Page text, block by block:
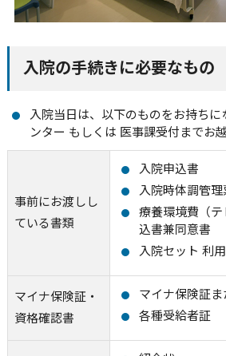
入院の手続きに必要なもの
入院当日は、以下のものをお持ちに
ンター もしくは 医事課受付までお
事前にお渡しし
ている書類
入院申込書
入院時体調管理
療養環境費（
込書兼同意書
入院セット 利
マイナ保険証・
資格確認書
マイナ保険証
各種受給者証